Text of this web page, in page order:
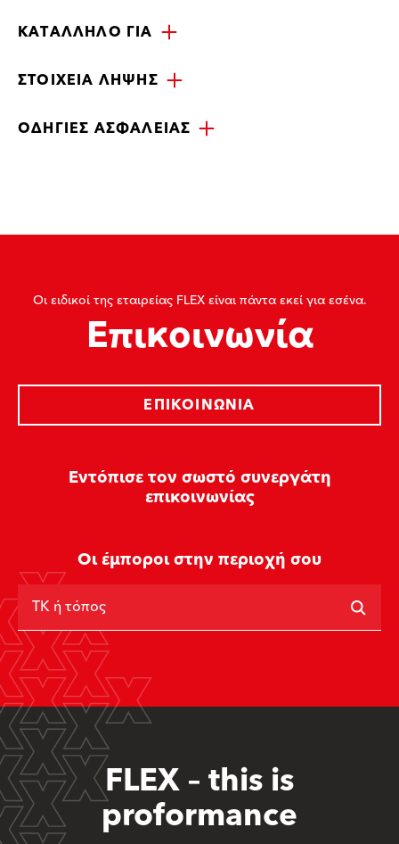
ΚΑΤΆΛΛΗΛΟ ΓΙΑ
ΣΤΟΙΧΕΊΑ ΛΉΨΗΣ
ΟΔΗΓΊΕΣ ΑΣΦΑΛΕΊΑΣ
Οι ειδικοί της εταιρείας FLEX είναι πάντα εκεί για εσένα.
Επικοινωνία
Εντόπισε τον σωστό συνεργάτη
επικοινωνίας
ΕΠΙΚΟΙΝΩΝΊΑ
Οι έμποροι στην περιοχή σου
ΤΚ ή τόπος
FLEX – this is
proformance